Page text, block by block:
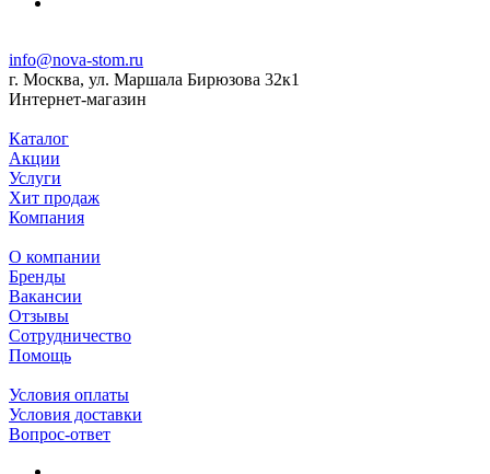
info@nova-stom.ru
г. Москва, ул. Маршала Бирюзова 32к1
Интернет-магазин
Каталог
Акции
Услуги
Хит продаж
Компания
О компании
Бренды
Вакансии
Отзывы
Сотрудничество
Помощь
Условия оплаты
Условия доставки
Вопрос-ответ